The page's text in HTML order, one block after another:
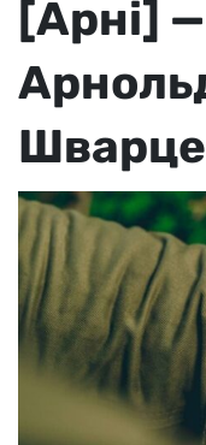
[Арні]